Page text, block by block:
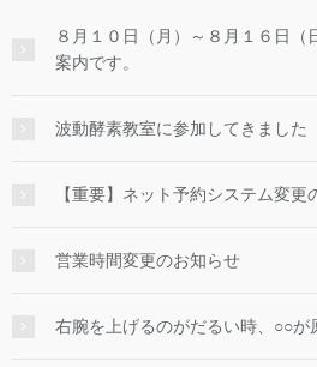
８月１０日（月）～８月１６日
案内です。
波動酵素教室に参加してきました
【重要】ネット予約システム変更
営業時間変更のお知らせ
右腕を上げるのがだるい時、○○が